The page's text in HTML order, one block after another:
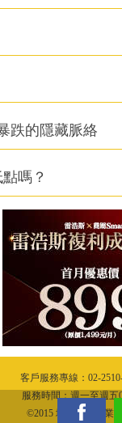
跌的隱藏脈絡
嗎？
客戶服務專線：02-
服務時間：週一至週五
©2015 城邦文化事業